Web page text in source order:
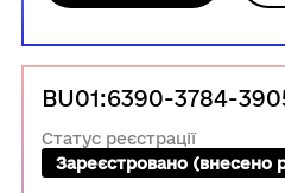
BU01:6390-3784-
Статус реєстрації
Зареєстровано (внесено